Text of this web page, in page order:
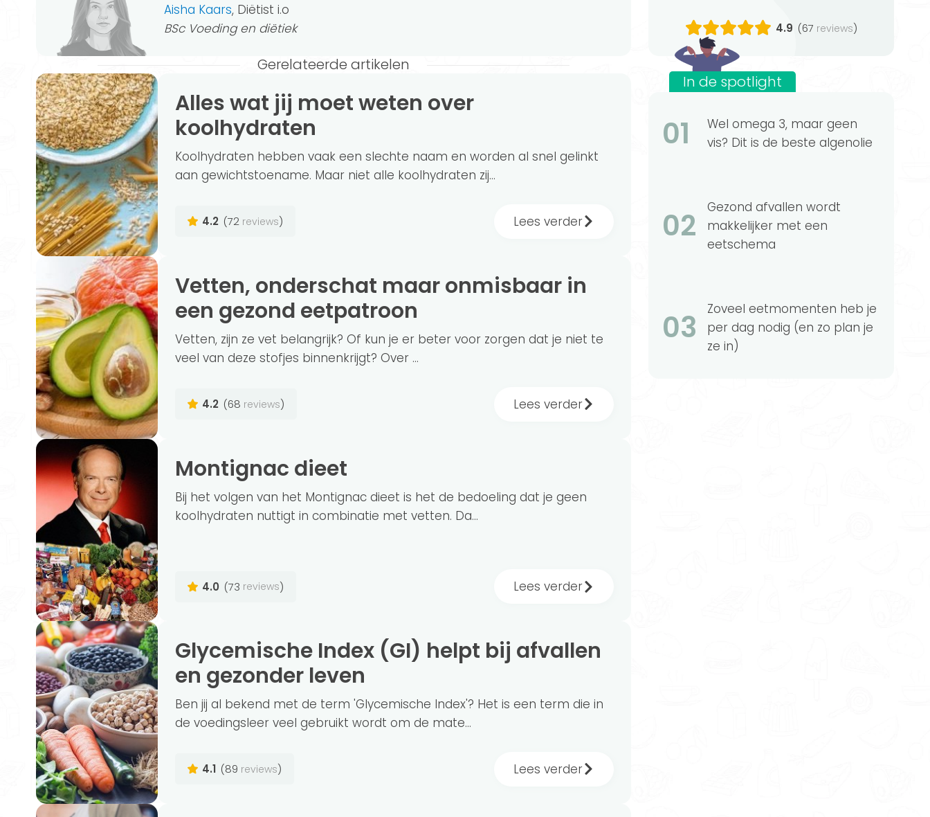
Aisha Kaars, Diëtist i.o
BSc Voeding en diëtiek
4.9 (67 reviews)
Gerelateerde artikelen
Alles wat jij moet weten over
koolhydraten
Koolhydraten hebben vaak een slechte naam en worden al snel gelinkt
aan gewichtstoename. Maar niet alle koolhydraten zij...
4.2 (72 reviews) Lees verder
Vetten, onderschat maar onmisbaar in
een gezond eetpatroon
Vetten, zijn ze vet belangrijk? Of kun je er beter voor zorgen dat je niet te
veel van deze stofjes binnenkrijgt? Over ...
4.2 (68 reviews) Lees verder
Montignac dieet
Bij het volgen van het Montignac dieet is het de bedoeling dat je geen
koolhydraten nuttigt in combinatie met vetten. Da...
4.0 (73 reviews) Lees verder
Glycemische Index (GI) helpt bij afvallen
en gezonder leven
Ben jij al bekend met de term 'Glycemische Index'? Het is een term die in
de voedingsleer veel gebruikt wordt om de mate...
4.1 (89 reviews) Lees verder
In de spotlight
01
Wel omega 3, maar geen
vis? Dit is de beste algenolie
02
Gezond afvallen wordt
makkelijker met een
eetschema
03
Zoveel eetmomenten heb je
per dag nodig (en zo plan je
ze in)